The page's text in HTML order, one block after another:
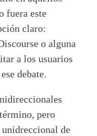
fuera este
claro:
o alguna
a los usuarios
debate.
pero
de